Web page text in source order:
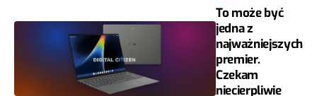
To może być
jedna z
najważniejszych
premier.
Czekam
niecierpliwie